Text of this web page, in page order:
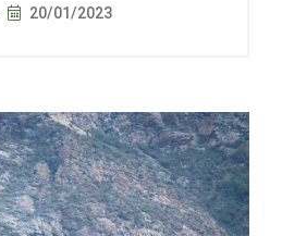
20/01/2023